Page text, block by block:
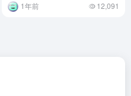
1年前 12,091